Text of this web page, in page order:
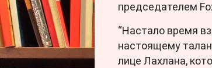
председателем
“Настало время
настоящему
лице Лахлана,